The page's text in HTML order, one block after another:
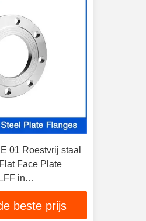
01 Roestvrij staal
Face Plate
in
beste prijs